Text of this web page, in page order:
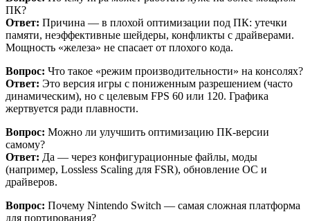
ПК?
Ответ: Причина — в плохой оптимизации под ПК: утечки
памяти, неэффективные шейдеры, конфликты с драйверами.
Мощность «железа» не спасает от плохого кода.
Вопрос: Что такое «режим производительности» на консолях?
Ответ: Это версия игры с пониженным разрешением (часто
динамическим), но с целевым FPS 60 или 120. Графика
жертвуется ради плавности.
Вопрос: Можно ли улучшить оптимизацию ПК-версии
самому?
Ответ: Да — через конфигурационные файлы, моды
(например, Lossless Scaling для FSR), обновление ОС и
драйверов.
Вопрос: Почему Nintendo Switch — самая сложная платформа
для портирования?